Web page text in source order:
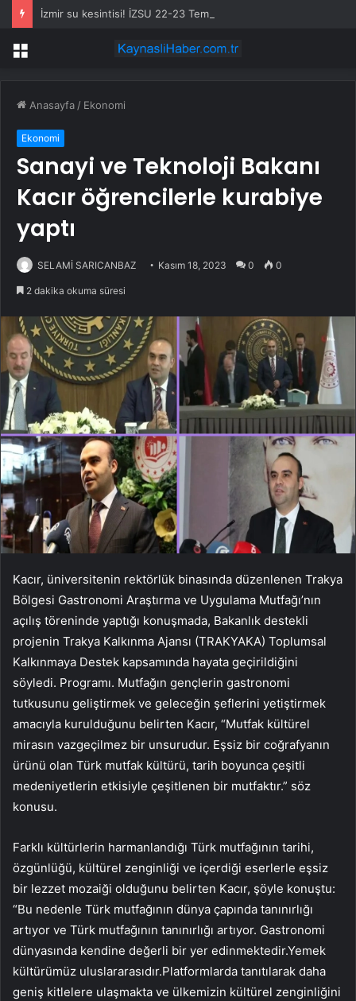
Menü
Anasayfa / Ekonomi
Ekonomi
Sanayi ve Teknoloji Bakanı
Kacır öğrencilerle kurabiye
yaptı
SELAMİ SARICANBAZ Kasım 18, 2023 0 0
2 dakika okuma süresi
Kacır, üniversitenin rektörlük binasında düzenlenen Trakya
Bölgesi Gastronomi Araştırma ve Uygulama Mutfağı’nın
açılış töreninde yaptığı konuşmada, Bakanlık destekli
projenin Trakya Kalkınma Ajansı (TRAKYAKA) Toplumsal
Kalkınmaya Destek kapsamında hayata geçirildiğini
söyledi. Programı. Mutfağın gençlerin gastronomi
tutkusunu geliştirmek ve geleceğin şeflerini yetiştirmek
amacıyla kurulduğunu belirten Kacır, “Mutfak kültürel
mirasın vazgeçilmez bir unsurudur. Eşsiz bir coğrafyanın
ürünü olan Türk mutfak kültürü, tarih boyunca çeşitli
medeniyetlerin etkisiyle çeşitlenen bir mutfaktır.” söz
konusu.
Farklı kültürlerin harmanlandığı Türk mutfağının tarihi,
özgünlüğü, kültürel zenginliği ve içerdiği eserlerle eşsiz
bir lezzet mozaiği olduğunu belirten Kacır, şöyle konuştu:
“Bu nedenle Türk mutfağının dünya çapında tanınırlığı
artıyor ve Türk mutfağının tanınırlığı artıyor. Gastronomi
dünyasında kendine değerli bir yer edinmektedir.Yemek
kültürümüz uluslararasıdır.Platformlarda tanıtılarak daha
geniş kitlelere ulaşmakta ve ülkemizin kültürel zenginliğini